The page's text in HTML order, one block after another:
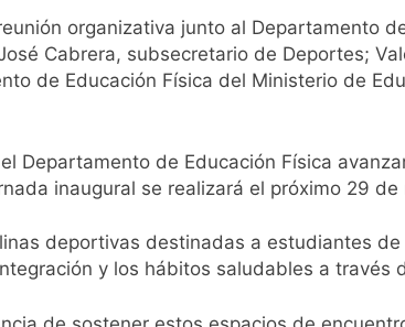
organizativa junto al Departamento
Cabrera, subsecretario de Deportes;
de Educación Física del Ministerio de
Departamento de Educación Física
inaugural se realizará el próximo 29 de
deportivas destinadas a estudiantes
y los hábitos saludables a través